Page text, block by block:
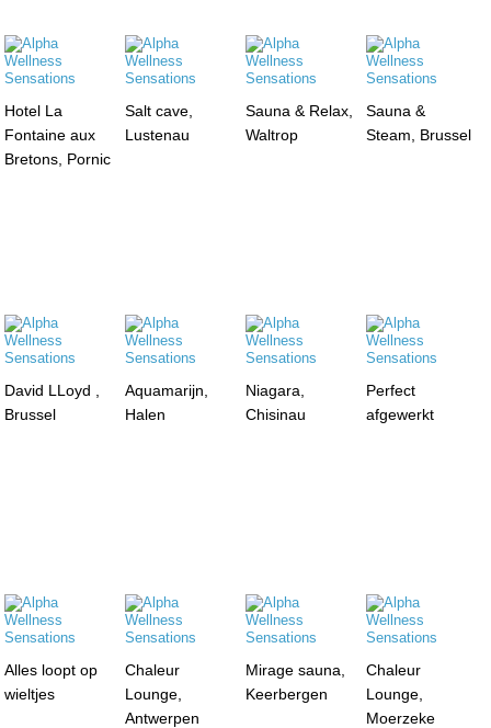
Hotel La
Fontaine aux
Bretons, Pornic
Salt cave,
Lustenau
Sauna & Relax,
Waltrop
Sauna &
Steam, Brussel
David LLoyd ,
Brussel
Aquamarijn,
Halen
Niagara,
Chisinau
Perfect
afgewerkt
Alles loopt op
wieltjes
Chaleur
Lounge,
Antwerpen
Mirage sauna,
Keerbergen
Chaleur
Lounge,
Moerzeke